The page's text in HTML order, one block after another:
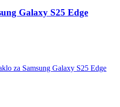
Galaxy S25 Edge